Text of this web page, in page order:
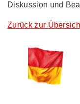
Diskussion und
Zurück zur